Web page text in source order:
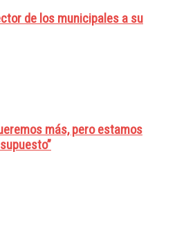
de los municipales a su
más, pero estamos